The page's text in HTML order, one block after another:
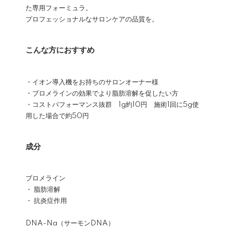
た専用フォーミュラ。
プロフェッショナルなサロンケアの品質を。
こんな方におすすめ
・イオン導入機をお持ちのサロンオーナー様
・ブロメラインの効果でより脂肪溶解を促したい方
・コストパフォーマンス抜群 1g約10円 施術1回に5g使
用した場合で約50円
成分
ブロメライン
・ 脂肪溶解
・ 抗炎症作用
DNA-Na（サーモンDNA）